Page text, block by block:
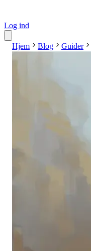
Log ind
Hjem Blog Guider